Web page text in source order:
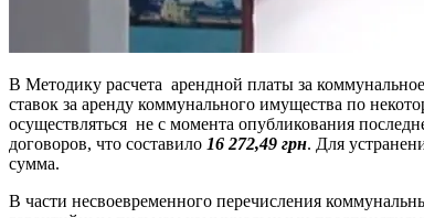
В Методику расчета арендной платы за
ставок за аренду коммунального имущества по
осуществляться не с момента опубликования
договоров, что составило 16 272,49 грн. Для
сумма.
В части несвоевременного перечисления